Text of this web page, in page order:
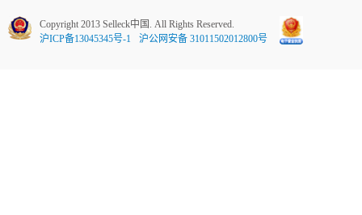
Copyright 2013 Selleck中国. All Rights Reserved.
沪ICP备13045345号-1
沪公网安备 31011502012800号